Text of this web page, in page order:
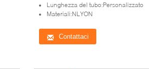
Lunghezza del tubo:Personalizzato
Materiali:NLYON
Contattaci